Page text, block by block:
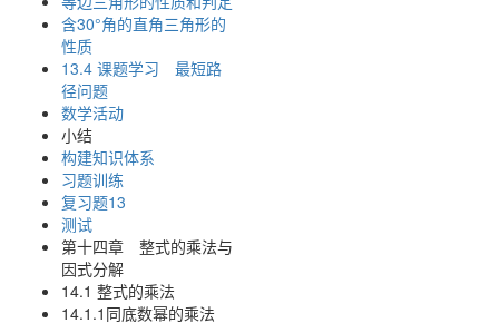
含30°角的直角三角形的
性质
13.4 课题学习 最短路
径问题
数学活动
小结
构建知识体系
习题训练
复习题13
测试
第十四章 整式的乘法与
因式分解
14.1 整式的乘法
14.1.1同底数幂的乘法